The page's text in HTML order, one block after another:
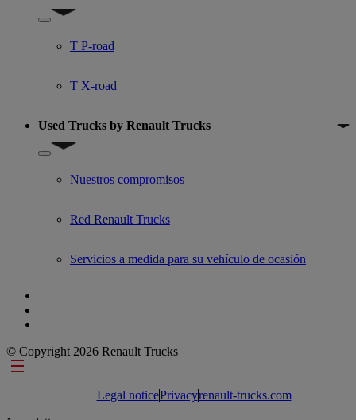
Show submenu for Ofertas de vehículos de ocasión
T P-road
T X-road
Used Trucks by Renault Trucks
Show submenu for Used Trucks by Renault Trucks
Nuestros compromisos
Red Renault Trucks
Servicios a medida para su vehículo de ocasión
© Copyright 2026 Renault Trucks
Footer links
Legal noticePrivacyrenault-trucks.com